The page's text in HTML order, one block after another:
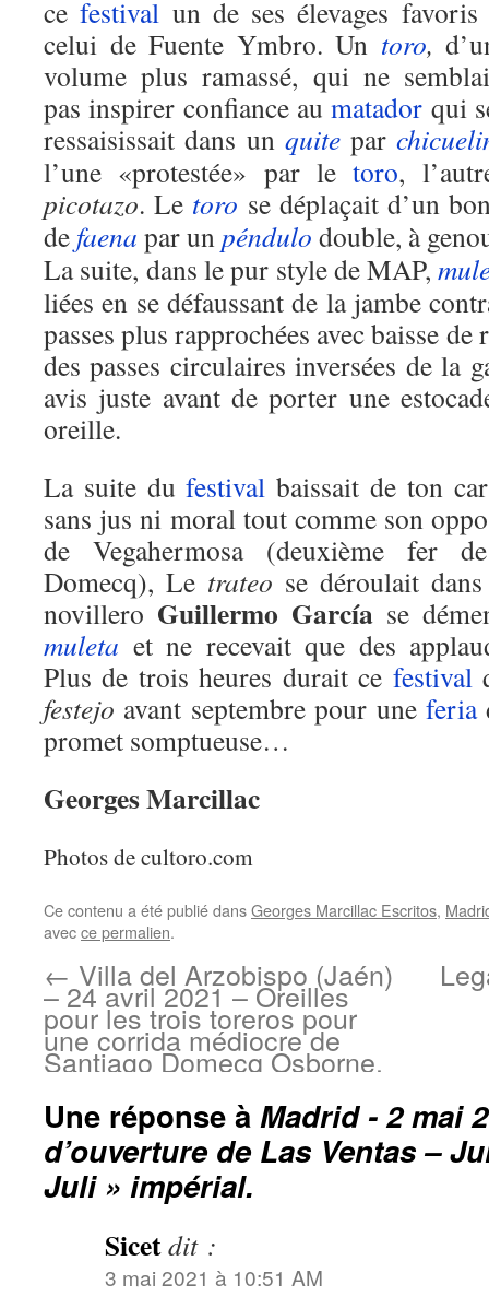
cefestival un de ses élevages
celui de Fuente Ymbro. Un toro,
volume plus ramassé, qui ne
pas inspirer confiance aumatador qui
ressaisissait dans un quitepar
l’une «protestée» par letoro,
picotazo. Le toro se déplaçait d’un
de faena par unpéndulo double, à
La suite, dans le pur style de MAP,
liées en se défaussant de la jambe
passes plus rapprochées avec baisse
des passes circulaires inversées de la
avis juste avant de porter une
oreille.
La suite dufestival baissait de ton
sans jus ni moral tout comme son
de Vegahermosa (deuxième fer
Domecq), Le trateo se déroulait
novillero Guillermo García se
muleta et ne recevait que des
Plus de trois heures durait ce festival
festejo avant septembre pour une feria
promet somptueuse…
Georges Marcillac
Photos de cultoro.com
Ce contenu a été publié dansGeorges Marcillac Escritos,
avecce permalien.
← Villa del Arzobispo (Jaén)
– 24 avril 2021 – Oreilles
pour les trois toreros pour
une corrida médiocre de
Santiago Domecq Osborne.
Une réponse à Madrid - 2 mai
d’ouverture de Las Ventas –
Juli » impérial.
Sicetdit :
3 mai 2021 à 10:51 AM